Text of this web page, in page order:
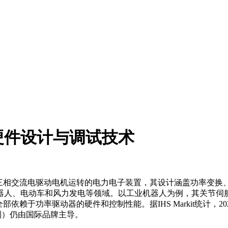
设计与调试技术
交流电驱动电机运转的电力电子装置，其设计涵盖功率变
、电动车和风力发电等领域。以工业机器人为例，其关节伺
依赖于功率驱动器的硬件和控制性能。据IHS Markit统计，
仍由国际品牌主导。